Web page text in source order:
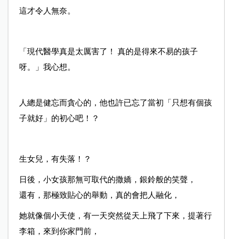
這才令人無奈。
「現代醫學真是太厲害了！ 真的是得來不易的孩子
呀。」我心想。
人總是健忘而貪心的，他也許已忘了當初「只想有個孩
子就好」的初心吧！？
生女兒，有失落！？
日後，小女孩那無可取代的撒嬌，銀鈴般的笑聲，
還有，那極致貼心的舉動，真的會把人融化，
她就像個小天使，有一天突然從天上飛了下來，提著行
李箱，來到你家門前，